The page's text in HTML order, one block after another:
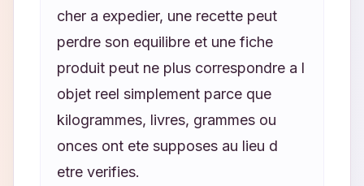
cher a expedier, une recette peut
perdre son equilibre et une fiche
produit peut ne plus correspondre a l
objet reel simplement parce que
kilogrammes, livres, grammes ou
onces ont ete supposes au lieu d
etre verifies.